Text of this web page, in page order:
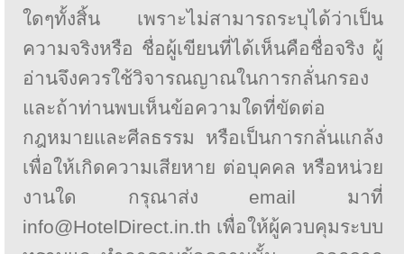
ใดๆทั้งสิ้น เพราะไม่สามารถระบุได้ว่าเป็น
ความจริงหรือ ชื่อผู้เขียนที่ได้เห็นคือชื่อจริง ผู้
อ่านจึงควรใช้วิจารณญาณในการกลั่นกรอง
และถ้าท่านพบเห็นข้อความใดที่ขัดต่อ
กฎหมายและศีลธรรม หรือเป็นการกลั่นแกล้ง
เพื่อให้เกิดความเสียหาย ต่อบุคคล หรือหน่วย
งานใด กรุณาส่ง email มาที่
info@HotelDirect.in.th เพื่อให้ผู้ควบคุมระบบ